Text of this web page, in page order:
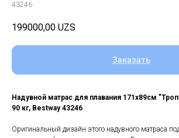
43246
199000,00 UZS
Заказать
Надувной матрас для плавания 171х89см
90 кг, Bestway 43246
Оригинальный дизайн этого надувного матраса